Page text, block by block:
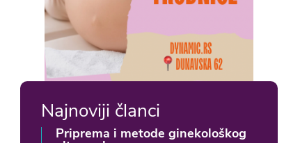
Najnoviji članci
Priprema i metode ginekološkog